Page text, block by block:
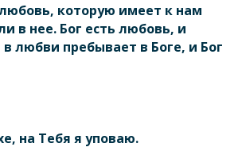
которую имеет к нам
в нее. Бог есть любовь, и
любви пребывает в Боге, и Бог
на Тебя я уповаю.